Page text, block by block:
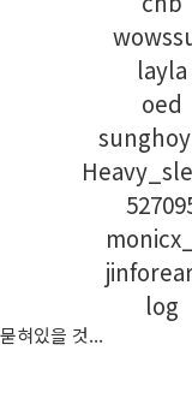
layla
oed
log
혀있을 것...